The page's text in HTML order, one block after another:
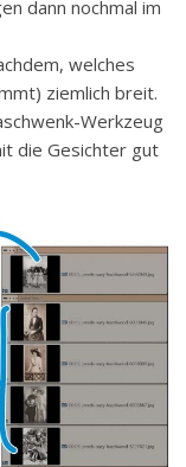
dann nochmal im
welches
ziemlich breit.
Werkzeug
die Gesichter gut